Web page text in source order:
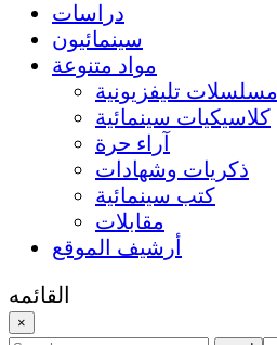
دراسات
سينمائيون
مواد متنوعة
مسلسلات تليفزيونية
كلاسيكيات سينمائية
آراء حرة
ذكريات وشهادات
كتب سينمائية
مقابلات
أرشيف الموقع
القائمه
×